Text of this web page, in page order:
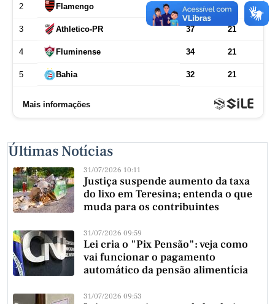
Últimas Notícias
31/07/2026 10:11
Justiça suspende aumento da taxa
do lixo em Teresina; entenda o que
muda para os contribuintes
31/07/2026 09:59
Lei cria o "Pix Pensão": veja como
vai funcionar o pagamento
automático da pensão alimentícia
31/07/2026 09:53